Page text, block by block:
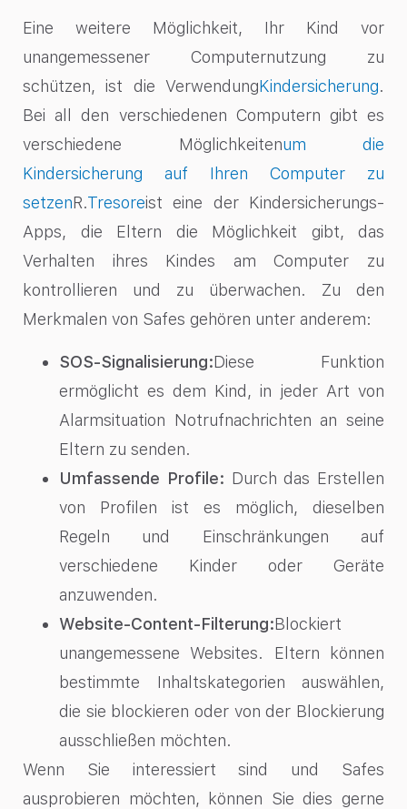
Eine weitere Möglichkeit, Ihr Kind vor
unangemessener Computernutzung zu
schützen, ist die VerwendungKindersicherung.
Bei all den verschiedenen Computern gibt es
verschiedene Möglichkeitenum die
Kindersicherung auf Ihren Computer zu
setzenR.Tresoreist eine der Kindersicherungs-
Apps, die Eltern die Möglichkeit gibt, das
Verhalten ihres Kindes am Computer zu
kontrollieren und zu überwachen. Zu den
Merkmalen von Safes gehören unter anderem:
SOS-Signalisierung:Diese Funktion
ermöglicht es dem Kind, in jeder Art von
Alarmsituation Notrufnachrichten an seine
Eltern zu senden.
Umfassende Profile: Durch das Erstellen
von Profilen ist es möglich, dieselben
Regeln und Einschränkungen auf
verschiedene Kinder oder Geräte
anzuwenden.
Website-Content-Filterung:Blockiert
unangemessene Websites. Eltern können
bestimmte Inhaltskategorien auswählen,
die sie blockieren oder von der Blockierung
ausschließen möchten.
Wenn Sie interessiert sind und Safes
ausprobieren möchten, können Sie dies gerne